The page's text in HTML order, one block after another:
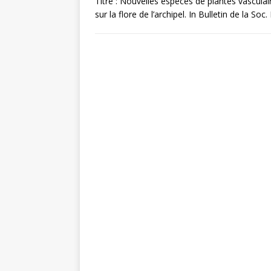
sur la flore de l’archipel. In Bulletin de la